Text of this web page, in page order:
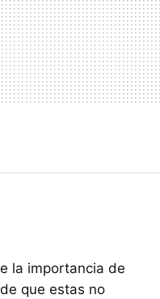
la importancia de
que estas no